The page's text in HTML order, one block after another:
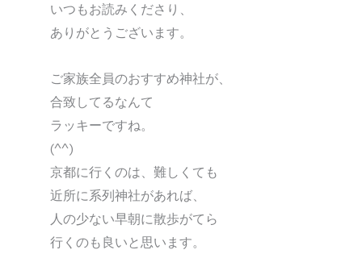
いつもお読みくださり、
ありがとうございます。
ご家族全員のおすすめ神社が、
合致してるなんて
ラッキーですね。
(^^)
京都に行くのは、難しくても
近所に系列神社があれば、
人の少ない早朝に散歩がてら
行くのも良いと思います。